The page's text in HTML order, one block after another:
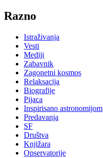
Razno
Istraživanja
Vesti
Mediji
Zabavnik
Zagonetni kosmos
Relaksacija
Biografije
Pijaca
Inspirisano astronomijom
Predavanja
SF
Društva
Knjižara
Opservatorije